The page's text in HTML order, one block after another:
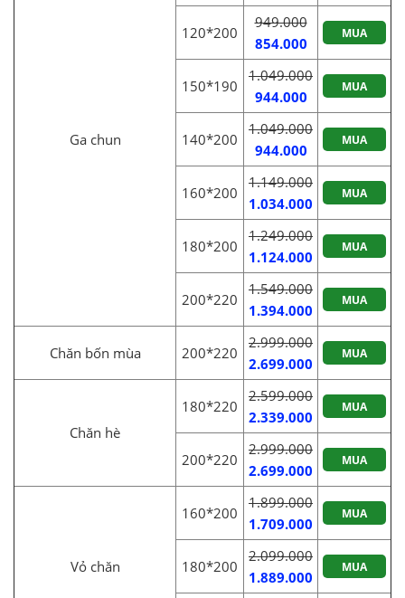
Ga chun
120*200
949.000
854.000
MUA
150*190
1.049.000
944.000
MUA
140*200
1.049.000
944.000
MUA
160*200
1.149.000
1.034.000
MUA
180*200
1.249.000
1.124.000
MUA
200*220
1.549.000
1.394.000
MUA
Chăn bốn mùa 200*220
2.999.000
2.699.000
MUA
Chăn hè
180*220
2.599.000
2.339.000
MUA
200*220
2.999.000
2.699.000
MUA
Vỏ chăn
160*200
1.899.000
1.709.000
MUA
180*200
2.099.000
1.889.000
MUA